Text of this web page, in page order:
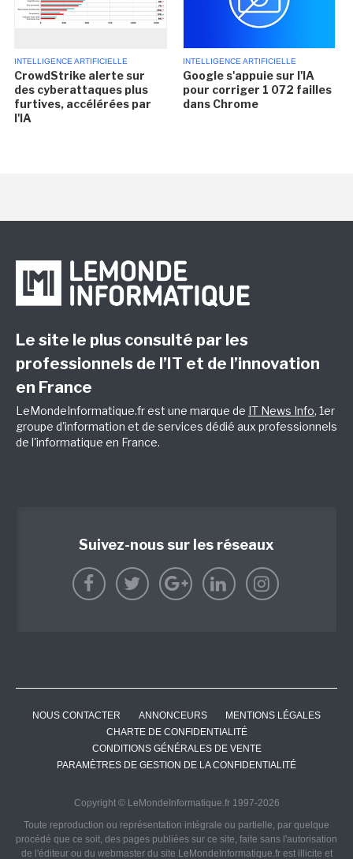
INTELLIGENCE ARTIFICIELLE
CrowdStrike alerte sur
des cyberattaques plus
furtives, accélérées par
l'IA
INTELLIGENCE ARTIFICIELLE
Google s'appuie sur l'IA
pour corriger 1 072 failles
dans Chrome
Le site le plus consulté par les
professionnels de l’IT et de l’innovation
en France
LeMondeInformatique.fr est une marque de IT News Info, 1er
groupe d'information et de services dédié aux professionnels
de l'informatique en France.
Suivez-nous sur les réseaux
NOUS CONTACTER ANNONCEURS
MENTIONS LÉGALES
CHARTE DE CONFIDENTIALITÉ
CONDITIONS GÉNÉRALES DE VENTE
PARAMÈTRES DE GESTION DE LA CONFIDENTIALITÉ
Copyright © LeMondeInformatique.fr 1997-2026
Toute reproduction ou représentation intégrale ou partielle, par quelque
procédé que ce soit, des pages publiées sur ce site, faite sans l'autorisation
de l'éditeur ou du webmaster du site LeMondeInformatique.fr est illicite et